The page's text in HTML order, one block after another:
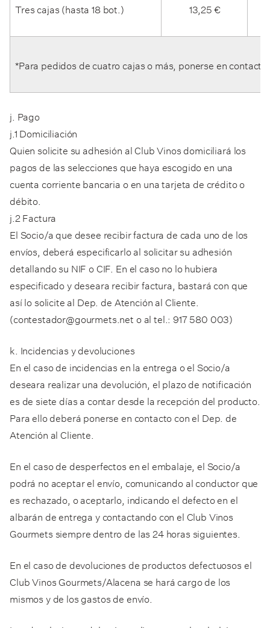
Tres cajas (hasta 18 bot.) 13,25 €
*Para pedidos de cuatro cajas o más, ponerse en
j. Pago
j.1 Domiciliación
Quien solicite su adhesión al Club Vinos domiciliará los
pagos de las selecciones que haya escogido en una
cuenta corriente bancaria o en una tarjeta de crédito o
débito.
j.2 Factura
El Socio/a que desee recibir factura de cada uno de los
envíos, deberá especificarlo al solicitar su adhesión
detallando su NIF o CIF. En el caso no lo hubiera
especificado y deseara recibir factura, bastará con que
así lo solicite al Dep. de Atención al Cliente.
(contestador@gourmets.net o al tel.: 917 580 003)
k. Incidencias y devoluciones
En el caso de incidencias en la entrega o el Socio/a
deseara realizar una devolución, el plazo de notificación
es de siete días a contar desde la recepción del producto.
Para ello deberá ponerse en contacto con el Dep. de
Atención al Cliente.
En el caso de desperfectos en el embalaje, el Socio/a
podrá no aceptar el envío, comunicando al conductor que
es rechazado, o aceptarlo, indicando el defecto en el
albarán de entrega y contactando con el Club Vinos
Gourmets siempre dentro de las 24 horas siguientes.
En el caso de devoluciones de productos defectuosos el
Club Vinos Gourmets/Alacena se hará cargo de los
mismos y de los gastos de envío.